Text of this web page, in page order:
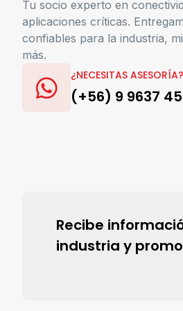
Tu socio experto en
aplicaciones críticas.
confiables para la industria,
más.
¿NECESITAS
(+56) 9 9637
Recibe
industria y